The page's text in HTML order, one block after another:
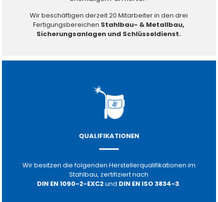
Wir beschäftigen derzeit 20 Mitarbeiter in den drei
Fertigungsbereichen Stahlbau- & Metallbau,
Sicherungsanlagen und Schlüsseldienst.
QUALIFIKATIONEN
Wir besitzen die folgenden Herstellerqualifikationen im
Stahlbau, zertifiziert nach
DIN EN 1090-2-EXC2und DIN EN ISO 3834-3.